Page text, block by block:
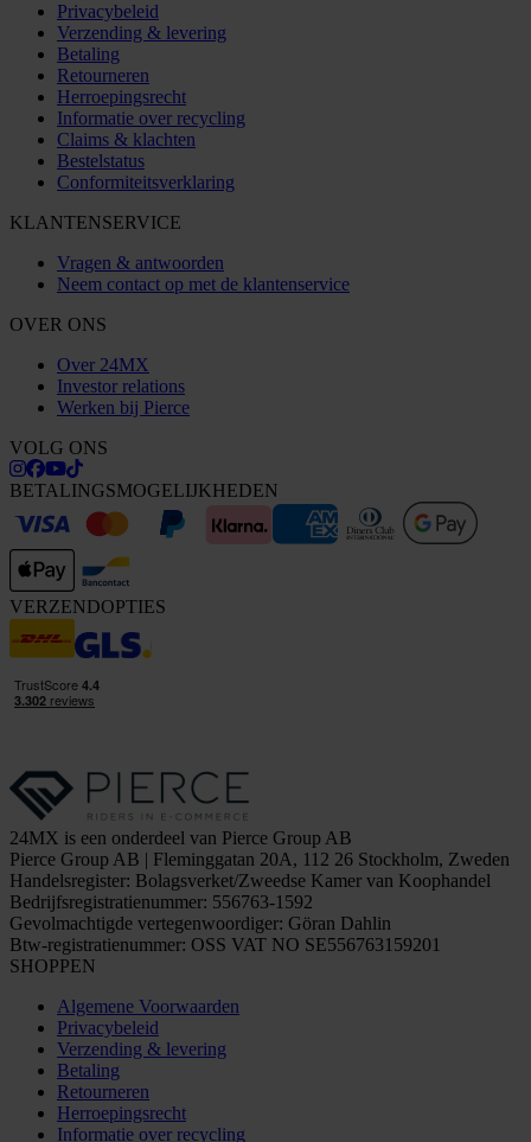
Privacybeleid
Verzending & levering
Betaling
Retourneren
Herroepingsrecht
Informatie over recycling
Claims & klachten
Bestelstatus
Conformiteitsverklaring
KLANTENSERVICE
Vragen & antwoorden
Neem contact op met de klantenservice
OVER ONS
Over 24MX
Investor relations
Werken bij Pierce
VOLG ONS
BETALINGSMOGELIJKHEDEN
VERZENDOPTIES
24MX is een onderdeel van Pierce Group AB
Pierce Group AB | Fleminggatan 20A, 112 26 Stockholm, Zweden
Handelsregister: Bolagsverket/Zweedse Kamer van Koophandel
Bedrijfsregistratienummer: 556763-1592
Gevolmachtigde vertegenwoordiger: Göran Dahlin
Btw-registratienummer: OSS VAT NO SE556763159201
SHOPPEN
Algemene Voorwaarden
Privacybeleid
Verzending & levering
Betaling
Retourneren
Herroepingsrecht
Informatie over recycling